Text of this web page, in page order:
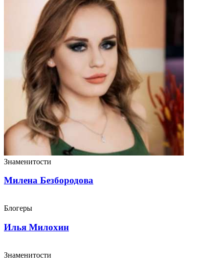
Знаменитости
Милена Безбородова
Блогеры
Илья Милохин
Знаменитости